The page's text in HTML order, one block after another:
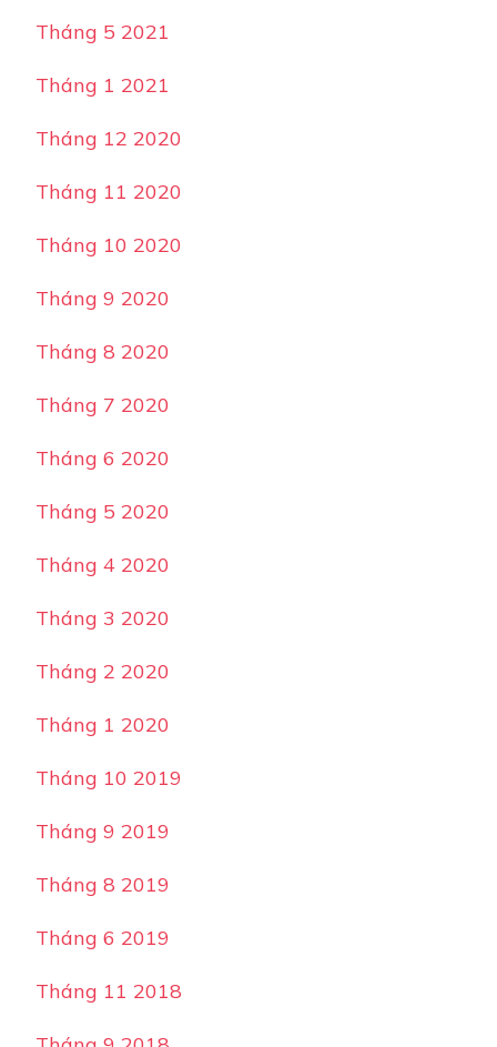
Tháng 5 2021
Tháng 1 2021
Tháng 12 2020
Tháng 11 2020
Tháng 10 2020
Tháng 9 2020
Tháng 8 2020
Tháng 7 2020
Tháng 6 2020
Tháng 5 2020
Tháng 4 2020
Tháng 3 2020
Tháng 2 2020
Tháng 1 2020
Tháng 10 2019
Tháng 9 2019
Tháng 8 2019
Tháng 6 2019
Tháng 11 2018